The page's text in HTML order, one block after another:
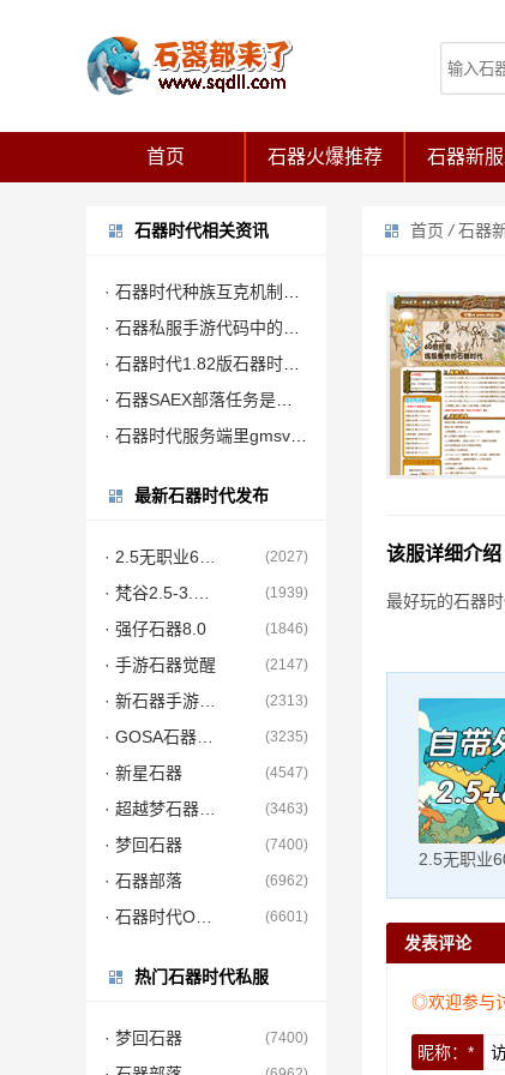
首页 石器火爆推荐 石器新
首页 / 石器
该服详细介绍
最好玩的石器
2.5无职业
发表评论
◎欢迎参与
昵称：*
石器时代相关资讯
最新石器时代发布
(2027)
(1939)
· 强仔石器8.0 (1846)
· 手游石器觉醒 (2147)
(2313)
(3235)
· 新星石器 (4547)
(3463)
· 梦回石器 (7400)
· 石器部落 (6962)
(6601)
热门石器时代私服
· 梦回石器 (7400)